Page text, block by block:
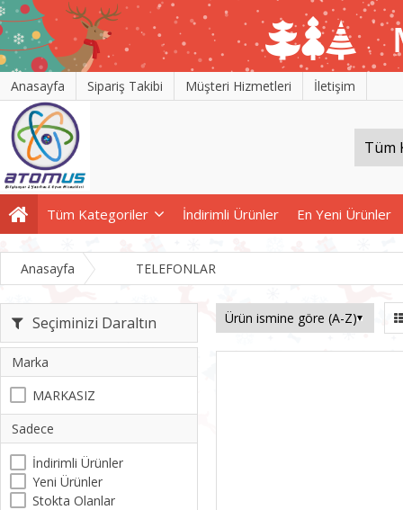
Anasayfa Sipariş Takibi Müşteri Hizmetleri İletişim
Tüm Kategoriler İndirimli Ürünler En Yeni Ürünler
Anasayfa TELEFONLAR
Seçiminizi Daraltın
Marka
MARKASIZ
Sadece
İndirimli Ürünler
Yeni Ürünler
Stokta Olanlar